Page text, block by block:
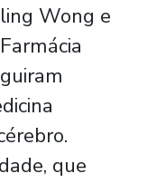
Wong e
que